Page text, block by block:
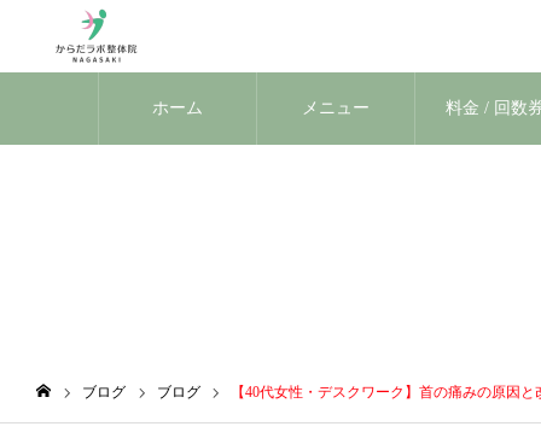
ホーム メニュー 料金 / 回数
ブログ ブログ 【40代女性・デスクワーク】首の痛みの原因